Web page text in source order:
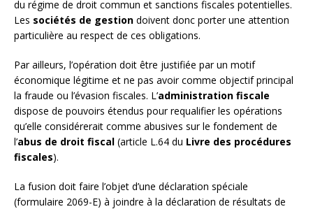
du régime de droit commun et sanctions fiscales potentielles.
Les sociétés de gestion doivent donc porter une attention
particulière au respect de ces obligations.
Par ailleurs, l’opération doit être justifiée par un motif
économique légitime et ne pas avoir comme objectif principal
la fraude ou l’évasion fiscales. L’administration fiscale
dispose de pouvoirs étendus pour requalifier les opérations
qu’elle considérerait comme abusives sur le fondement de
l’abus de droit fiscal (article L.64 du Livre des procédures
fiscales).
La fusion doit faire l’objet d’une déclaration spéciale
(formulaire 2069-E) à joindre à la déclaration de résultats de